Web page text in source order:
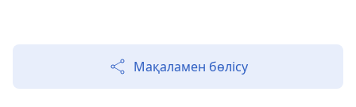
Мақаламен бөлісу